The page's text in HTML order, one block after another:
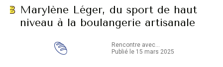
Marylène Léger, du sport de haut
niveau à la boulangerie artisanale
Rencontre avec...
Publié le 15 mars 2025